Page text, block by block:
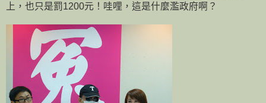
上，也只是罰1200元！哇哩，這是什麼濫政府啊？